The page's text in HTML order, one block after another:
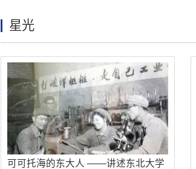
星光
可可托海的东大人 ——讲述东北大学